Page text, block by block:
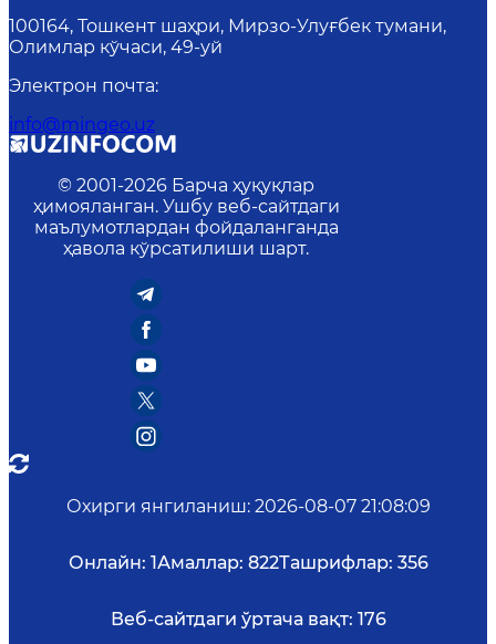
100164, Тошкент шаҳри, Мирзо-Улуғбек тумани,
Олимлар кўчаси, 49-уй
Электрон почта:
info@mingeo.uz
© 2001-2026 Барча ҳуқуқлар
ҳимояланган. Ушбу веб-сайтдаги
маълумотлардан фойдаланганда
ҳавола кўрсатилиши шарт.
Охирги янгиланиш: 2026-08-07 21:08:09
Онлайн: 1Амаллар: 822Ташрифлар: 356
Веб-сайтдаги ўртача вақт: 176